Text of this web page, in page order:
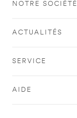
NOTRE SOCIÉTÉ
ACTUALITÉS
SERVICE
AIDE